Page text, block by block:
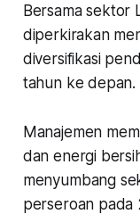
Bersama sektor
diperkirakan
diversifikasi
tahun ke depan.
Manajemen
dan energi
menyumbang
perseroan pada